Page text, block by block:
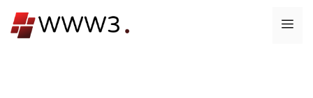
ン
メ